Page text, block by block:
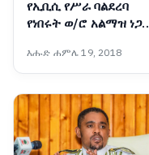
የኢቢሲ የሥራ ባልደረባ
የነበሩት ወ/ሮ አልማዝ ነጋሽ
እሑድ ሐምሌ 19, 2018